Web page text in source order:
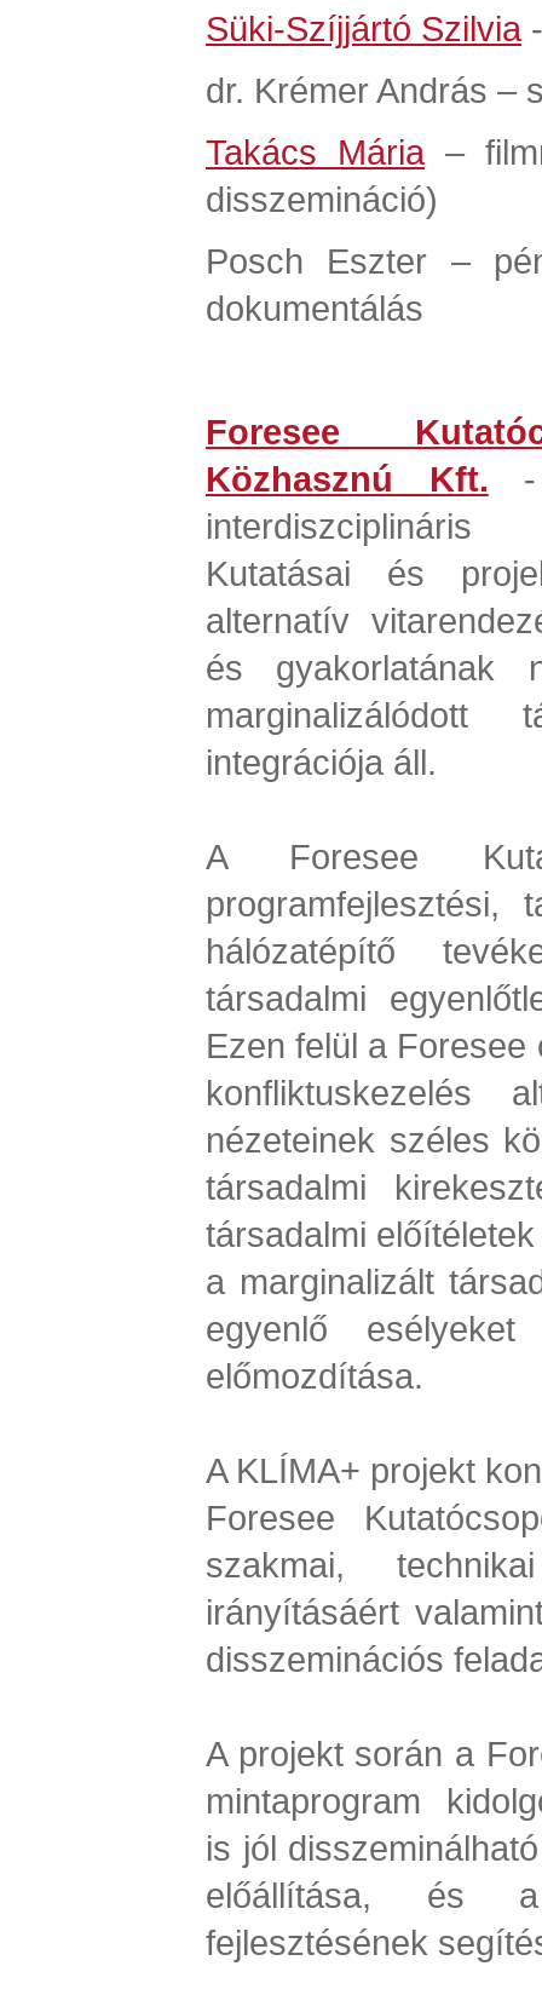
Süki-Szíjjártó Szilvia
dr. Krémer András –
Takács Mária –
disszemináció)
Posch Eszter –
dokumentálás
Foresee
Közhasznú Kft. -
Kutatásai és
alternatív
és gyakorlatának
marginalizálódott
integrációja áll.
A Foresee
programfejlesztési,
hálózatépítő
társadalmi
Ezen felül a
konfliktuskezelés
nézeteinek széles
társadalmi
társadalmi
a marginalizált
egyenlő
előmozdítása.
A KLÍMA+ projekt
Foresee
szakmai,
irányításáért
disszeminációs
A projekt során a
mintaprogram
is jól
előállítása, és
fejlesztésének